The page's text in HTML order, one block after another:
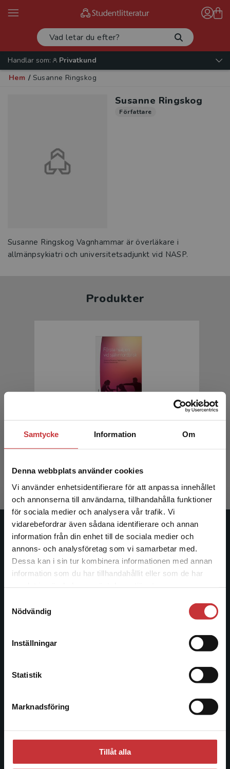
Samtycke Information Om
Denna webbplats använder cookies
Vi använder enhetsidentifierare för att anpassa innehållet
och annonserna till användarna, tillhandahålla funktioner
för sociala medier och analysera vår trafik. Vi
vidarebefordrar även sådana identifierare och annan
information från din enhet till de sociala medier och
annons- och analysföretag som vi samarbetar med.
Dessa kan i sin tur kombinera informationen med annan
information som du har tillhandahållit eller som de har
Nödvändig
Inställningar
Statistik
Marknadsföring
Tillåt alla
Begränsad fraktregion
Det verkar som att du besöker
studentlitteratur.se via en enhet utanför Sverige.
Vi erbjuder inte leveranser utanför Sverige. För
att kunna slutföra ett köp måste
Handlar som:
Privatkund
Hem / Susanne Ringskog
Susanne Ringskog
Författare
Susanne Ringskog Vagnhammar är överläkare i
allmänpsykiatri och universitetsadjunkt vid NASP.
Produkter
Första hjälpen vid självmordsrisk
Ringskog Vagnhammar, S - Wasserman, D
Exkl. moms: 266 kr
Studentlitteratur
Studentlitteratur grundades 1963 och är idag Sveriges
ledande utbildningsförlag. Med läromedel, kurslitteratur,
längs hela kunskapsresan.
Kontakta oss
046-31 20 00
Postadress:
Box 141
Åkergränden 1